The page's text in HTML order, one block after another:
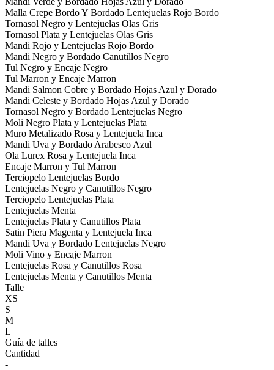
Malla Crepe Bordo Y Bordado Lentejuelas Rojo Bordo
Tornasol Negro y Lentejuelas Olas Gris
Tornasol Plata y Lentejuelas Olas Gris
Mandi Rojo y Lentejuelas Rojo Bordo
Mandi Negro y Bordado Canutillos Negro
Tul Negro y Encaje Negro
Tul Marron y Encaje Marron
Mandi Salmon Cobre y Bordado Hojas Azul y Dorado
Mandi Celeste y Bordado Hojas Azul y Dorado
Tornasol Negro y Bordado Lentejuelas Negro
Moli Negro Plata y Lentejuelas Plata
Muro Metalizado Rosa y Lentejuela Inca
Mandi Uva y Bordado Arabesco Azul
Ola Lurex Rosa y Lentejuela Inca
Encaje Marron y Tul Marron
Terciopelo Lentejuelas Bordo
Lentejuelas Negro y Canutillos Negro
Terciopelo Lentejuelas Plata
Lentejuelas Menta
Lentejuelas Plata y Canutillos Plata
Satin Piera Magenta y Lentejuela Inca
Mandi Uva y Bordado Lentejuelas Negro
Moli Vino y Encaje Marron
Lentejuelas Rosa y Canutillos Rosa
Lentejuelas Menta y Canutillos Menta
Talle
XS
S
M
L
Guía de talles
Cantidad
-